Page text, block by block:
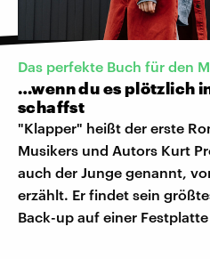
Das perfekte Buch für den
…wenn du es plötzlich
schaffst
"Klapper" heißt der erste
Musikers und Autors Kurt
auch der Junge genannt,
erzählt. Er findet sein
Back-up auf einer